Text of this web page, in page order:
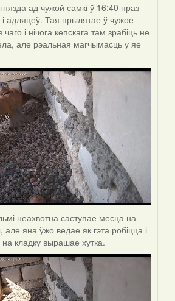
ад чужой самкі ў 16:40 праз
і адляцеў. Тая прылятае ў чужое
і нічога кепскага там зрабіць не
але рэальная магчымасць у яе
неахвотна саступае месца на
яна ўжо ведае як гэта робіцца і
кладку вырашае хутка.